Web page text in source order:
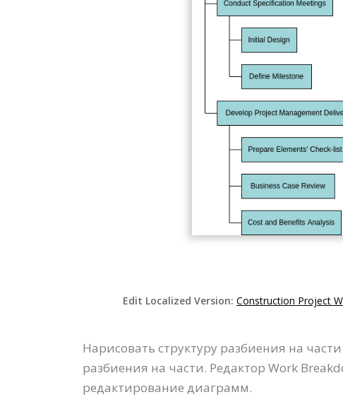
Edit Localized Version: Construction Project
Нарисовать структуру разбиения на
разбиения на части. Редактор Work
редактирование диаграмм.